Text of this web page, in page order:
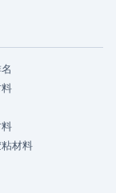
材料